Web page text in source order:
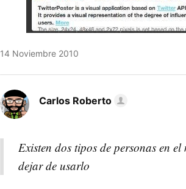
14 Noviembre 2010
Carlos Roberto
Existen dos tipos de personas en
dejar de usarlo